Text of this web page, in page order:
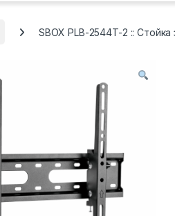
SBOX PLB-2544T-2 :: Стойка